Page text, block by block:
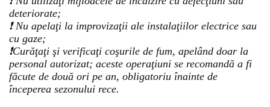
deteriorate;
❗ Nu apelaţi la improvizaţii ale instalaţiilor electrice sau
cu gaze;
❗Curăţaţi şi verificaţi coşurile de fum, apelând doar la
personal autorizat; aceste operaţiuni se recomandă a fi
făcute de două ori pe an, obligatoriu înainte de
începerea sezonului rece.